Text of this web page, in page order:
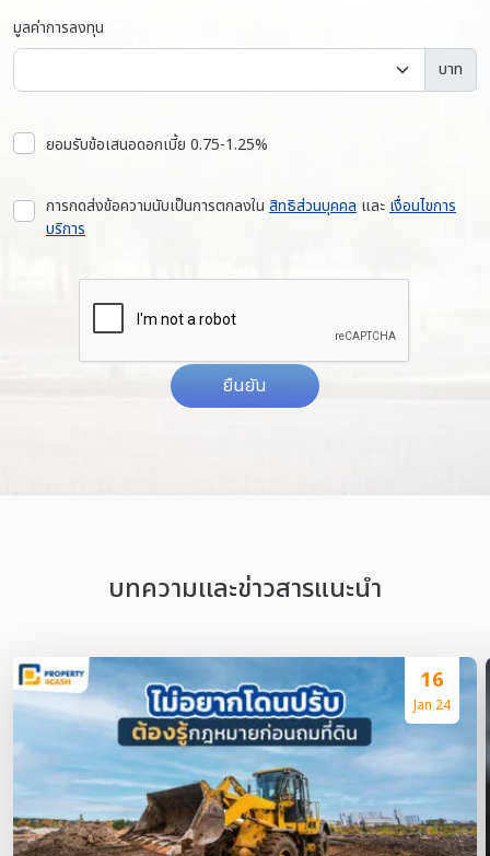
มูลค่าการลงทุน
บาท
ยอมรับข้อเสนอดอกเบี้ย 0.75-1.25%
การกดส่งข้อความนับเป็นการตกลงใน สิทธิส่วนบุคคล และ เงื่อนไขการ
บริการ
ยืนยัน
บทความเเละข่าวสารแนะนำ
16
Jan 24